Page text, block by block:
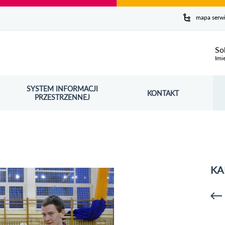
mapa
SYSTEM INFORMACJI
PRZESTRZENNEJ
OTWORZY SIĘ W NOWYM OKNIE KONTAKT